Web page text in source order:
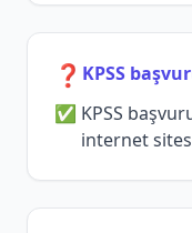
❓ KPSS
KPSS
internet